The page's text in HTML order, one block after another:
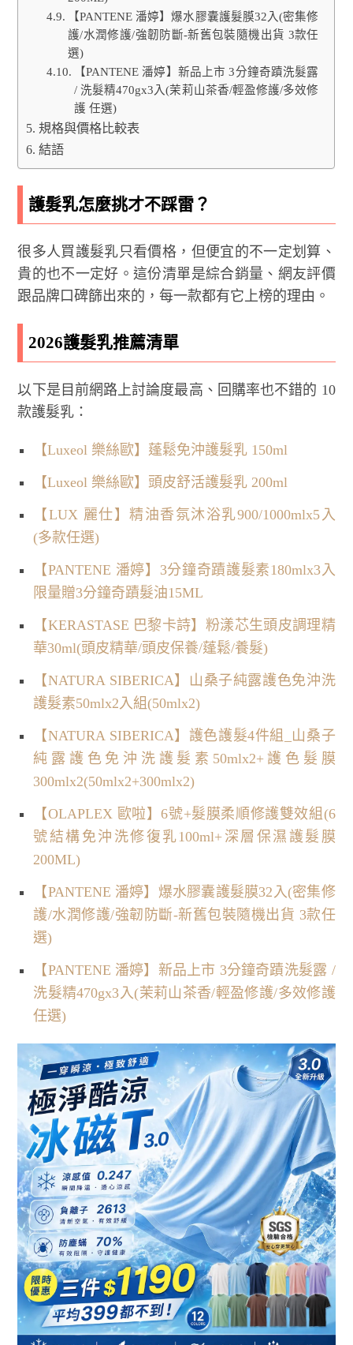
【PANTENE 潘婷】爆水膠囊護髮膜32入(密集修
護/水潤修護/強韌防斷-新舊包裝隨機出貨 3款任
選)
【PANTENE 潘婷】新品上市 3分鐘奇蹟洗髮露
/ 洗髮精470gx3入(茉莉山茶香/輕盈修護/多效修
護 任選)
規格與價格比較表
結語
護髮乳怎麼挑才不踩雷？
很多人買護髮乳只看價格，但便宜的不一定划算、
貴的也不一定好。這份清單是綜合銷量、網友評價
跟品牌口碑篩出來的，每一款都有它上榜的理由。
2026護髮乳推薦清單
以下是目前網路上討論度最高、回購率也不錯的 10
款護髮乳：
【Luxeol 樂絲歐】蓬鬆免沖護髮乳 150ml
【Luxeol 樂絲歐】頭皮舒活護髮乳 200ml
【LUX 麗仕】精油香氛沐浴乳900/1000mlx5入
(多款任選)
【PANTENE 潘婷】3分鐘奇蹟護髮素180mlx3入
限量贈3分鐘奇蹟髮油15ML
【KERASTASE 巴黎卡詩】粉漾芯生頭皮調理精
華30ml(頭皮精華/頭皮保養/蓬鬆/養髮)
【NATURA SIBERICA】山桑子純露護色免沖洗
護髮素50mlx2入組(50mlx2)
【NATURA SIBERICA】護色護髮4件組_山桑子
純露護色免沖洗護髮素50mlx2+護色髮膜
300mlx2(50mlx2+300mlx2)
【OLAPLEX 歐啦】6號+髮膜柔順修護雙效組(6
號結構免沖洗修復乳100ml+深層保濕護髮膜
200ML)
【PANTENE 潘婷】爆水膠囊護髮膜32入(密集修
護/水潤修護/強韌防斷-新舊包裝隨機出貨 3款任
選)
【PANTENE 潘婷】新品上市 3分鐘奇蹟洗髮露 /
洗髮精470gx3入(茉莉山茶香/輕盈修護/多效修護
任選)